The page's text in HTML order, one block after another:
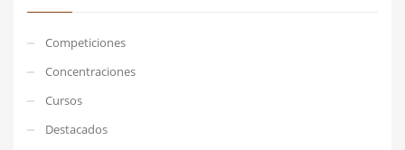
Competiciones
Concentraciones
Cursos
Destacados